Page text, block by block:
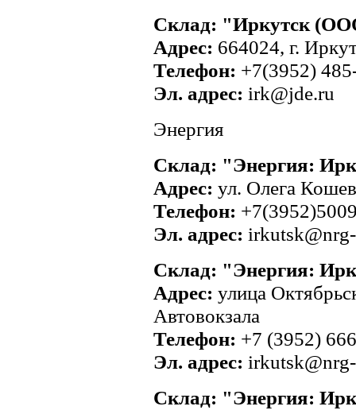
Склад: "Иркутск
Адрес: 664024, г.
Телефон: +7(3952)
Эл. адрес: irk@jde.ru
Энергия
Склад: "Энергия:
Адрес: ул. Олега
Телефон:
Эл. адрес:
Склад: "Энергия:
Адрес: улица
Автовокзала
Телефон: +7 (3952)
Эл. адрес:
Склад: "Энергия: